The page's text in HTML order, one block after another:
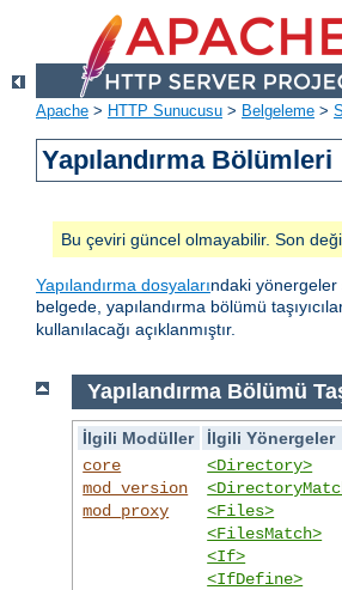
Apache > HTTP Sunucusu > Belgeleme >
Yapılandırma Bölümleri
Bu çeviri güncel olmayabilir. Son
Yapılandırma dosyalarındaki yönergeler
belgede, yapılandırma bölümü
kullanılacağı açıklanmıştır.
Yapılandırma Bölümü
İlgili Modüller
İlgili Yönergeler
core
mod_version
mod_proxy
<Directory>
<Files>
<FilesMatch>
<If>
<IfDefine>